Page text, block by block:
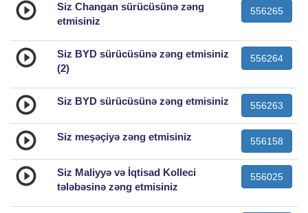
Siz Changan sürücüsünə zəng
etmisiniz
556265
Siz BYD sürücüsünə zəng etmisiniz
(2)
556264
Siz BYD sürücüsünə zəng etmisiniz 556263
Siz meşəçiyə zəng etmisiniz 556158
Siz Maliyyə və İqtisad Kolleci
tələbəsinə zəng etmisiniz
556025